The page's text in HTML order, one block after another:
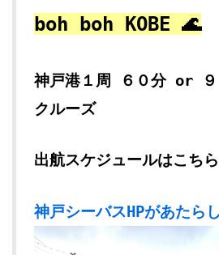
boh boh KOBE 🌊
神戸港１周 ６０分 or ９
クルーズ
出航スケジュールはこち
神戸シーバスHPがあたら